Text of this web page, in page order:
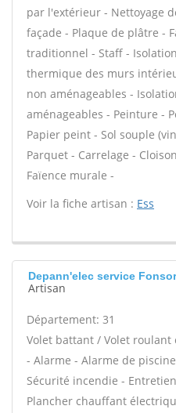
par l'extérieur - Nettoyage
façade - Plaque de plâtre -
traditionnel - Staff -
thermique des murs
non aménageables -
aménageables - Peinture -
Papier peint - Sol souple
Parquet - Carrelage -
Faïence murale -
Voir la fiche artisan : Ess
Depann'elec service
Artisan
Département: 31
Volet battant / Volet roulant
- Alarme - Alarme de
Sécurité incendie -
Plancher chauffant